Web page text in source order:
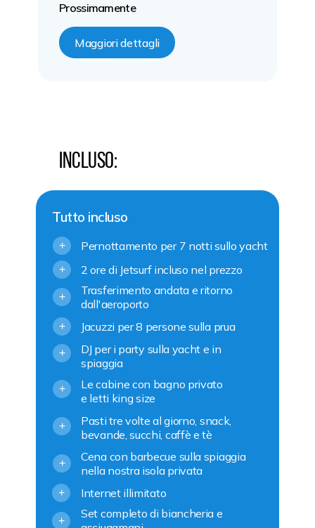
Prossimamente
Maggiori dettagli
Incluso:
Pernottamento per 7 notti sullo yacht
+
Le cabine con bagno privato
e letti king size
+
Pasti tre volte al giorno, snack,
bevande, succhi, caffè e tè
+
Cena con barbecue sulla spiaggia
nella nostra isola privata
+
Internet illimitato
+
Set completo di biancheria e
+
Tutto incluso
Trasferimento andata e ritorno
dall'aeroporto
+
Jacuzzi per 8 persone sulla prua
+
2 ore di Jetsurf incluso nel prezzo
+
DJ per i party sulla yacht e in
spiaggia
+